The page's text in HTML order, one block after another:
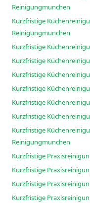
Reinigungmunchen
Kurzfristige
Reinigungmunchen
Kurzfristige
Kurzfristige
Kurzfristige
Kurzfristige
Kurzfristige
Kurzfristige
Kurzfristige
Reinigungmunchen
Kurzfristige
Kurzfristige
Kurzfristige
Kurzfristige